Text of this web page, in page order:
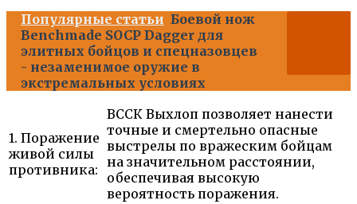
Популярные статьи Боевой нож
Benchmade SOCP Dagger для
элитных бойцов и спецназовцев
- незаменимое оружие в
экстремальных условиях
1. Поражение
живой силы
противника:
ВССК Выхлоп позволяет нанести
точные и смертельно опасные
выстрелы по вражеским бойцам
на значительном расстоянии,
обеспечивая высокую
вероятность поражения.